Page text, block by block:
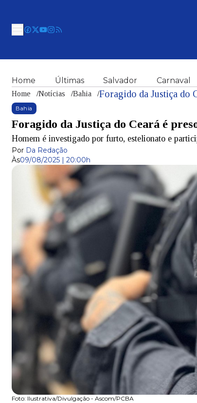
Home Últimas Salvador Carnaval
Home /Notícias /Bahia /Foragido da Justiça do
Bahia
Foragido da Justiça do Ceará é
Homem é investigado por furto, estelionato e
Por Da Redação
Às09/08/2025 | 20:00h
Foto: Ilustrativa/Divulgação - Ascom/PCBA